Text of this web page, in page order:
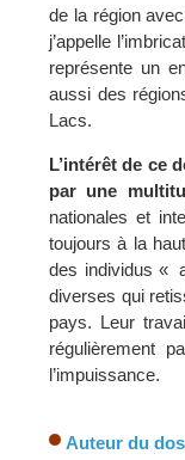
de la région
j’appelle
représente un
aussi des
Lacs.
L’intérêt de ce
par une
nationales et
toujours à la
des individus «
diverses qui
pays. Leur
régulièrement
l’impuissance.
Auteur du